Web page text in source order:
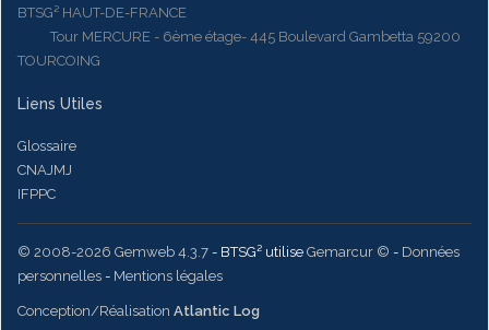
BTSG² HAUT-DE-FRANCE
Tour MERCURE - 6ème étage- 445 Boulevard Gambetta 59200
TOURCOING
Liens Utiles
Glossaire
CNAJMJ
IFPPC
© 2008-2026 Gemweb 4.3.7 - BTSG² utilise Gemarcur © - Données
personnelles - Mentions légales
Conception/Réalisation Atlantic Log